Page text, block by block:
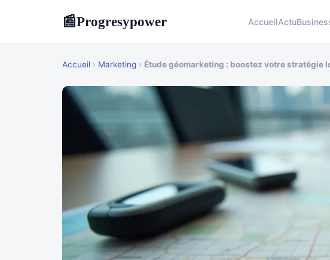
📰Progresypower AccueilActu
Accueil › Marketing › Étude géomarketing : boostez votre stratégie